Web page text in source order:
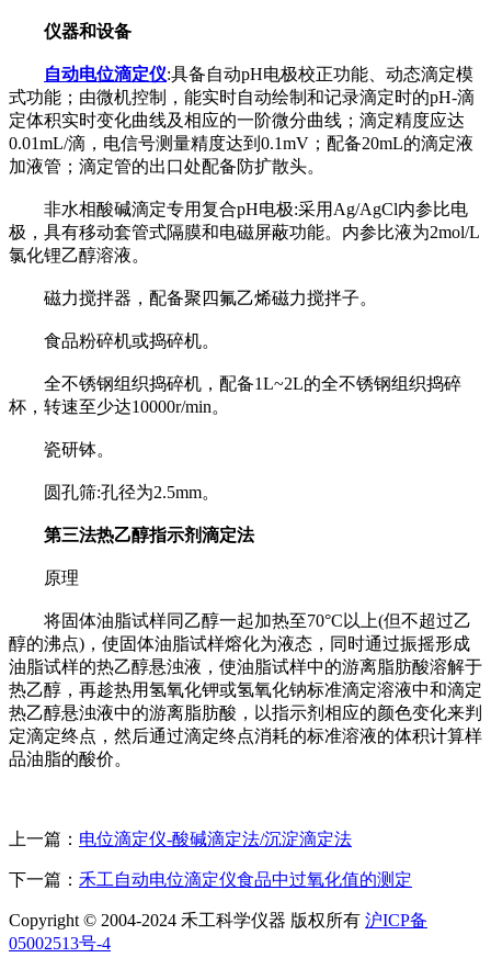
仪器和设备
自动电位滴定仪:具备自动pH电极校正功能、动态滴定模
式功能；由微机控制，能实时自动绘制和记录滴定时的pH-滴
定体积实时变化曲线及相应的一阶微分曲线；滴定精度应达
0.01mL/滴，电信号测量精度达到0.1mV；配备20mL的滴定液
加液管；滴定管的出口处配备防扩散头。
非水相酸碱滴定专用复合pH电极:采用Ag/AgCl内参比电
极，具有移动套管式隔膜和电磁屏蔽功能。内参比液为2mol/L
氯化锂乙醇溶液。
磁力搅拌器，配备聚四氟乙烯磁力搅拌子。
食品粉碎机或捣碎机。
全不锈钢组织捣碎机，配备1L~2L的全不锈钢组织捣碎
杯，转速至少达10000r/min。
瓷研钵。
圆孔筛:孔径为2.5mm。
第三法热乙醇指示剂滴定法
原理
将固体油脂试样同乙醇一起加热至70°C以上(但不超过乙
醇的沸点)，使固体油脂试样熔化为液态，同时通过振摇形成
油脂试样的热乙醇悬浊液，使油脂试样中的游离脂肪酸溶解于
热乙醇，再趁热用氢氧化钾或氢氧化钠标准滴定溶液中和滴定
热乙醇悬浊液中的游离脂肪酸，以指示剂相应的颜色变化来判
定滴定终点，然后通过滴定终点消耗的标准溶液的体积计算样
品油脂的酸价。
上一篇： 电位滴定仪-酸碱滴定法/沉淀滴定法
下一篇： 禾工自动电位滴定仪食品中过氧化值的测定
Copyright © 2004-2024 禾工科学仪器 版权所有 沪ICP备
05002513号-4